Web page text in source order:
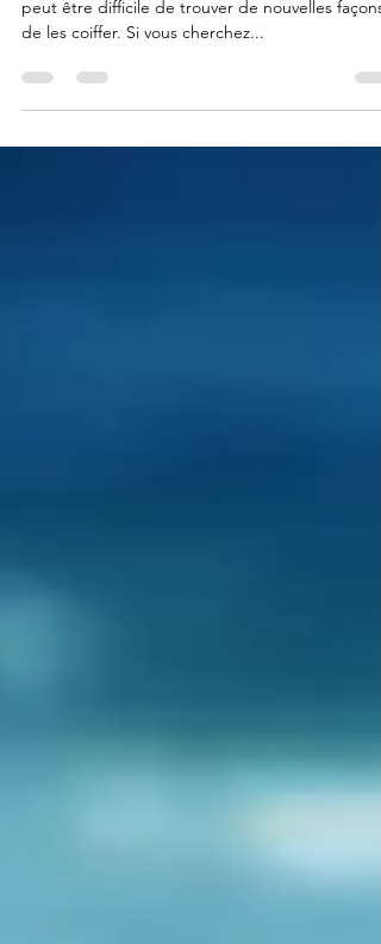
Avoir les cheveux longs peut être amusant, mais
de les coiffer. Si vous cherchez...